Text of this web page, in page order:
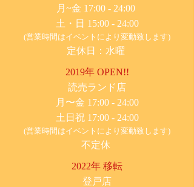
月~金 17:00 - 24:00
土・日 15:00 - 24:00
(営業時間はイベントにより変動致します)
定休日：水曜
2019年 OPEN!!
​読売ランド店
月〜金 17:00 - 24:00
土日祝 17:00 - 24:00
(営業時間はイベントにより変動致します)
不定休
2022年 移転
​登戸店